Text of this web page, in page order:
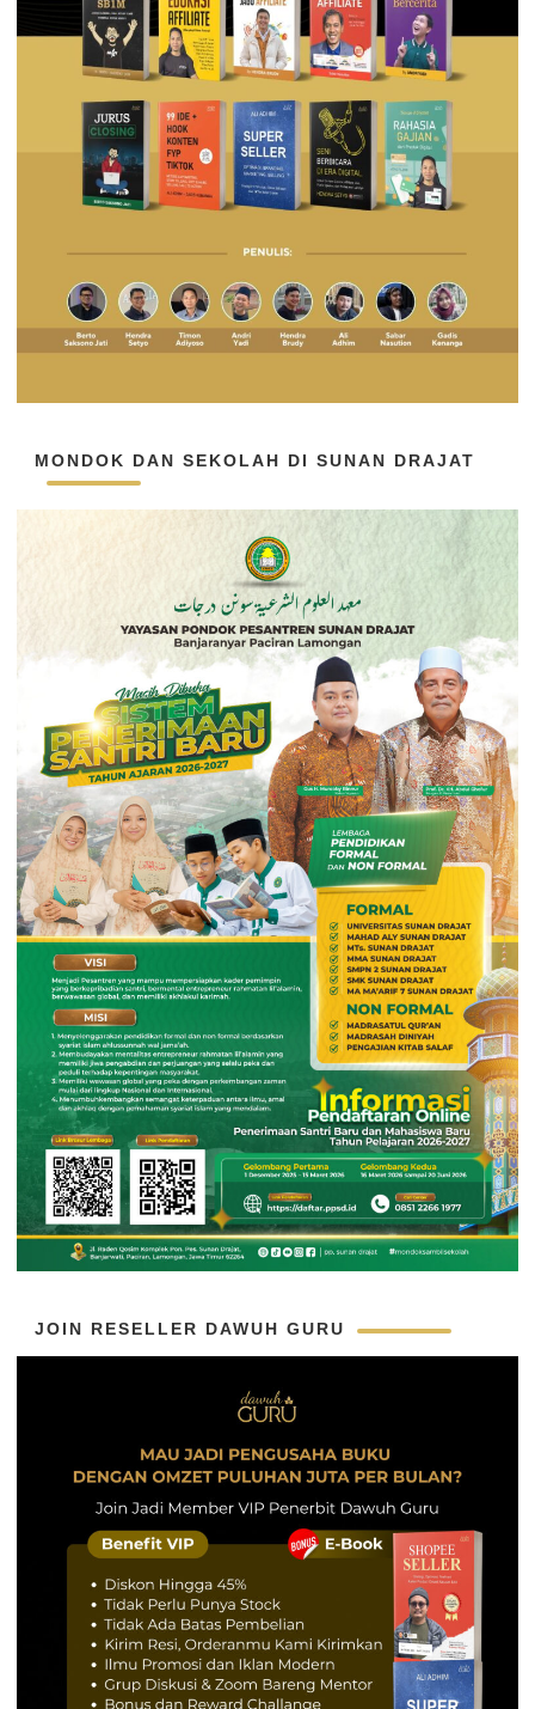
MONDOK DAN SEKOLAH DI SUNAN DRAJAT
JOIN RESELLER DAWUH GURU